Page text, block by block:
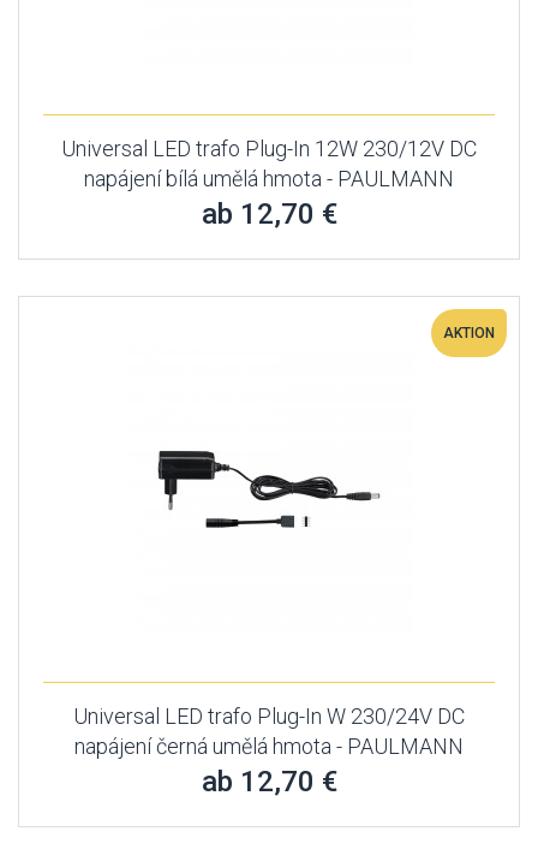
Universal LED trafo Plug-In 12W 230/12V DC
napájení bílá umělá hmota - PAULMANN
ab 12,70 €
AKTION
Universal LED trafo Plug-In W 230/24V DC
napájení černá umělá hmota - PAULMANN
ab 12,70 €